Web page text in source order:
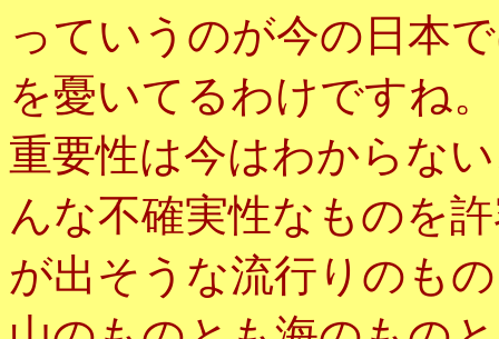
っていうのが今の日本
を憂いてるわけですね。
重要性は今はわからな
んな不確実性なものを
が出そうな流行りのも